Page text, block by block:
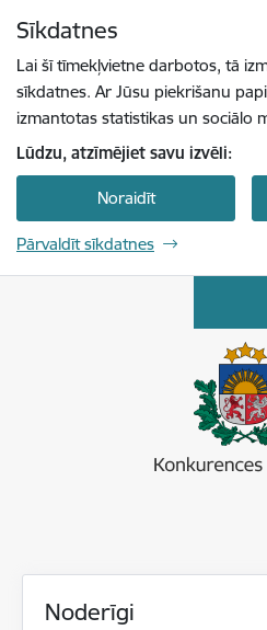
Sīkdatnes
Lai šī tīmekļvietne darbotos, tā
sīkdatnes. Ar Jūsu piekrišanu
izmantotas statistikas un sociālo
Lūdzu, atzīmējiet savu izvēli:
Noraidīt
Pārvaldīt sīkdatnes
Noderīgi